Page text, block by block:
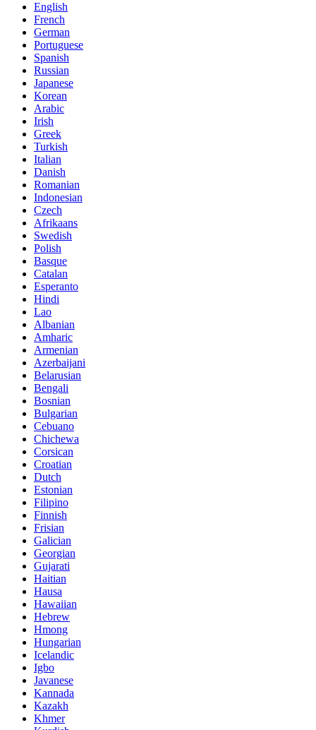
English
French
German
Portuguese
Spanish
Russian
Japanese
Korean
Arabic
Irish
Greek
Turkish
Italian
Danish
Romanian
Indonesian
Czech
Afrikaans
Swedish
Polish
Basque
Catalan
Esperanto
Hindi
Lao
Albanian
Amharic
Armenian
Azerbaijani
Belarusian
Bengali
Bosnian
Bulgarian
Cebuano
Chichewa
Corsican
Croatian
Dutch
Estonian
Filipino
Finnish
Frisian
Galician
Georgian
Gujarati
Haitian
Hausa
Hawaiian
Hebrew
Hmong
Hungarian
Icelandic
Igbo
Javanese
Kannada
Kazakh
Khmer